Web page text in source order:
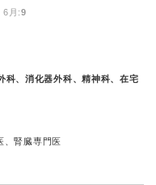
月:9
科、消化器外科、精神科、在宅
、腎臓専門医